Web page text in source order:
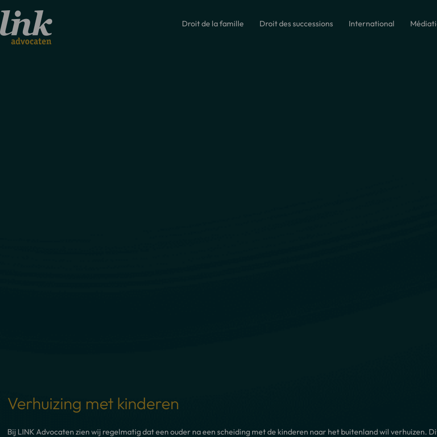
Droit de la famille Droit des successions International
Verhuizing met kinderen
Bij LINK Advocaten zien wij regelmatig dat een ouder na een scheiding met de kinderen naar het buitenland wil verhuizen.